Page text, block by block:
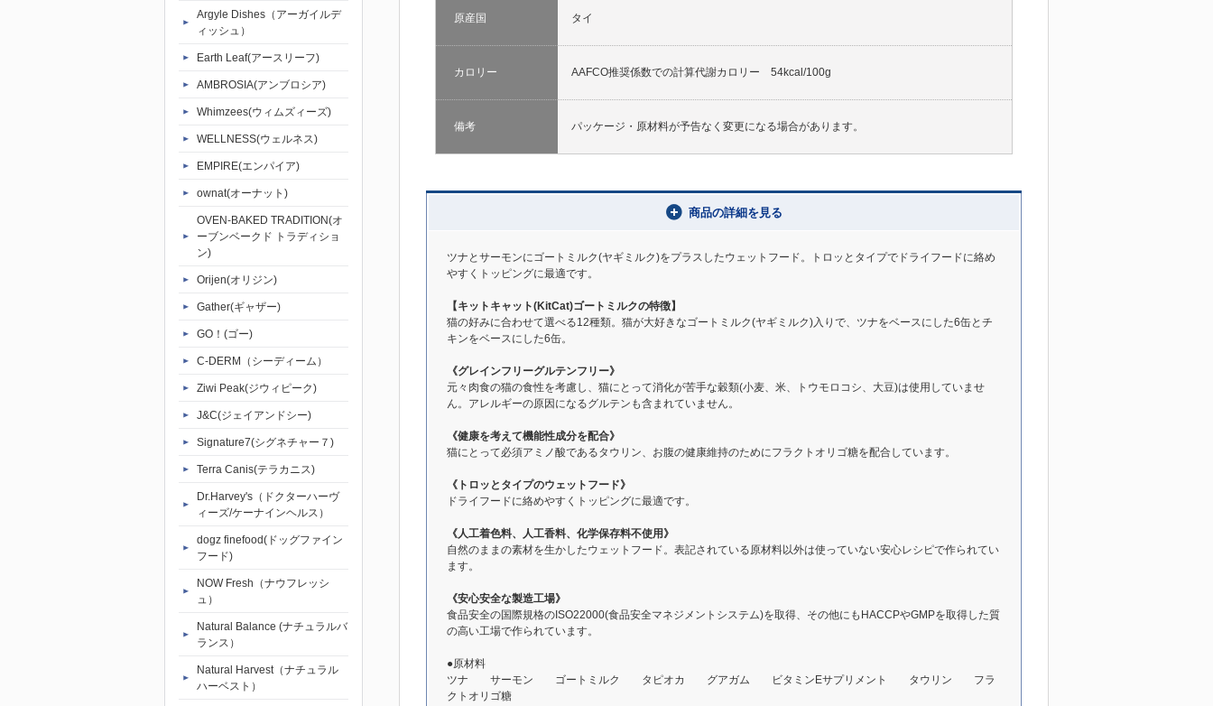
Argyle Dishes（アーガイルデ
ィッシュ）
Earth Leaf(アースリーフ)
AMBROSIA(アンブロシア)
Whimzees(ウィムズィーズ)
WELLNESS(ウェルネス)
EMPIRE(エンパイア)
ownat(オーナット)
OVEN-BAKED TRADITION(オ
ーブンベークド トラディショ
ン)
Orijen(オリジン)
Gather(ギャザー)
GO！(ゴー)
C-DERM（シーディーム）
Ziwi Peak(ジウィピーク)
J&C(ジェイアンドシー)
Signature7(シグネチャー７)
Terra Canis(テラカニス)
Dr.Harvey's（ドクターハーヴ
ィーズ/ケーナインヘルス）
dogz finefood(ドッグファイン
フード)
NOW Fresh（ナウフレッシ
ュ）
Natural Balance (ナチュラルバ
ランス）
Natural Harvest（ナチュラル
ハーベスト）
原産国 タイ
カロリー AAFCO推奨係数での計算代謝カロリー 54kcal/100g
備考 パッケージ・原材料が予告なく変更になる場合があります。
商品の詳細を見る
ツナとサーモンにゴートミルク(ヤギミルク)をプラスしたウェットフード。トロッとタイプでドライフードに絡め
やすくトッピングに最適です。
【キットキャット(KitCat)ゴートミルクの特徴】
猫の好みに合わせて選べる12種類。猫が大好きなゴートミルク(ヤギミルク)入りで、ツナをベースにした6缶とチ
キンをベースにした6缶。
《グレインフリーグルテンフリー》
元々肉食の猫の食性を考慮し、猫にとって消化が苦手な穀類(小麦、米、トウモロコシ、大豆)は使用していませ
ん。アレルギーの原因になるグルテンも含まれていません。
《健康を考えて機能性成分を配合》
猫にとって必須アミノ酸であるタウリン、お腹の健康維持のためにフラクトオリゴ糖を配合しています。
《トロッとタイプのウェットフード》
ドライフードに絡めやすくトッピングに最適です。
《人工着色料、人工香料、化学保存料不使用》
自然のままの素材を生かしたウェットフード。表記されている原材料以外は使っていない安心レシピで作られてい
ます。
《安心安全な製造工場》
食品安全の国際規格のISO22000(食品安全マネジメントシステム)を取得、その他にもHACCPやGMPを取得した質
の高い工場で作られています。
●原材料
ツナ サーモン ゴートミルク タピオカ グアガム ビタミンEサプリメント タウリン フラ
クトオリゴ糖